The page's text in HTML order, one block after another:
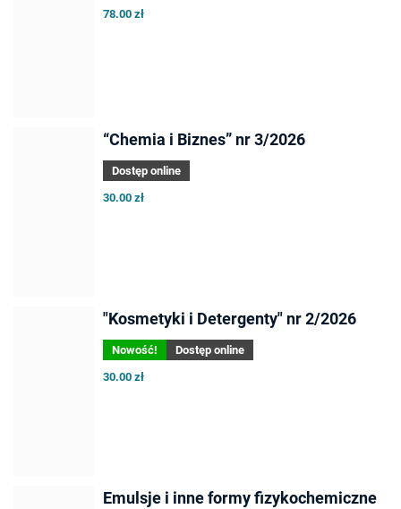
78.00 zł
“Chemia i Biznes” nr 3/2026
Dostęp online
30.00 zł
"Kosmetyki i Detergenty" nr 2/2026
Nowość!
Dostęp online
30.00 zł
Emulsje i inne formy fizykochemiczne